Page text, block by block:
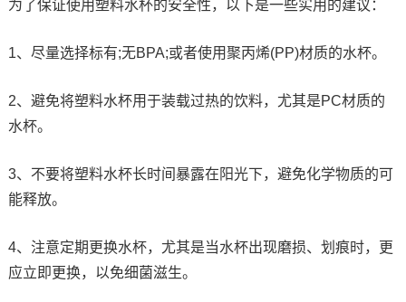
为了保证使用塑料水杯的安全性，以下是一些实用的建议：
1、尽量选择标有;无BPA;或者使用聚丙烯(PP)材质的水杯。
2、避免将塑料水杯用于装载过热的饮料，尤其是PC材质的
水杯。
3、不要将塑料水杯长时间暴露在阳光下，避免化学物质的可
能释放。
4、注意定期更换水杯，尤其是当水杯出现磨损、划痕时，更
应立即更换，以免细菌滋生。